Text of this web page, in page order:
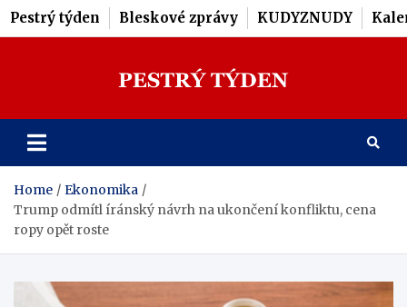
Pestrý týden Bleskové zprávy KUDYZNUDY
Pestrý Týden
Home
Ekonomika
Trump odmítl íránský návrh na ukončení konfliktu, cena
ropy opět roste